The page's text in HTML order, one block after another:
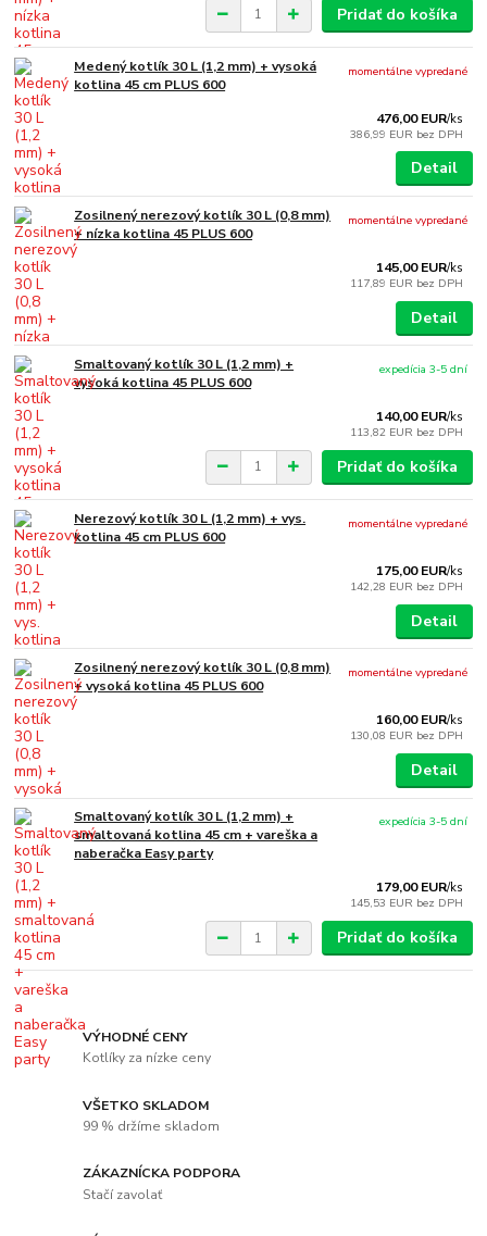
Pridať do košíka
Medený kotlík 30 L (1,2 mm) + vysoká
kotlina 45 cm PLUS 600
476,00 EUR/ks
386,99 EUR bez DPH
momentálne vypredané
Detail
Zosilnený nerezový kotlík 30 L (0,8 mm)
+ nízka kotlina 45 PLUS 600
145,00 EUR/ks
117,89 EUR bez DPH
momentálne vypredané
Detail
Smaltovaný kotlík 30 L (1,2 mm) +
vysoká kotlina 45 PLUS 600
140,00 EUR/ks
113,82 EUR bez DPH
expedícia 3-5 dní
Pridať do košíka
Nerezový kotlík 30 L (1,2 mm) + vys.
kotlina 45 cm PLUS 600
175,00 EUR/ks
142,28 EUR bez DPH
momentálne vypredané
Detail
Zosilnený nerezový kotlík 30 L (0,8 mm)
+ vysoká kotlina 45 PLUS 600
160,00 EUR/ks
130,08 EUR bez DPH
momentálne vypredané
Detail
Smaltovaný kotlík 30 L (1,2 mm) +
smaltovaná kotlina 45 cm + vareška a
naberačka Easy party
179,00 EUR/ks
145,53 EUR bez DPH
expedícia 3-5 dní
Pridať do košíka
VÝHODNÉ CENY
Kotlíky za nízke ceny
VŠETKO SKLADOM
99 % držíme skladom
ZÁKAZNÍCKA PODPORA
Stačí zavolať